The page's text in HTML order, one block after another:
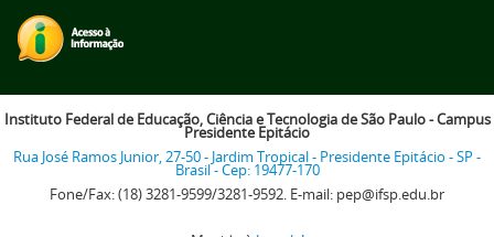
Instituto Federal de Educação, Ciência e Tecnologia de São Paulo - Campus
Presidente Epitácio
Rua José Ramos Junior, 27-50 - Jardim Tropical - Presidente Epitácio - SP -
Brasil - Cep: 19477-170
Fone/Fax: (18) 3281-9599/3281-9592. E-mail: pep@ifsp.edu.br